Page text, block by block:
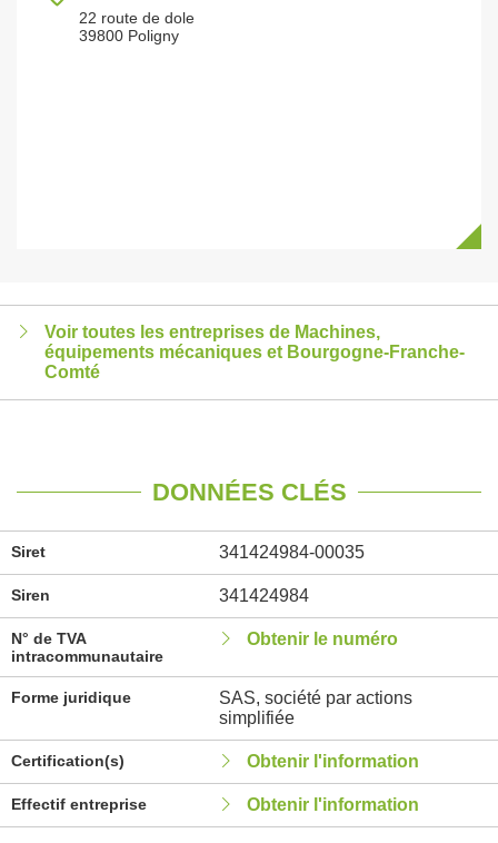
22 route de dole
39800 Poligny
Voir toutes les entreprises de Machines,
équipements mécaniques et Bourgogne-Franche-
Comté
DONNÉES CLÉS
Siret 341424984-00035
Siren 341424984
N° de TVA
intracommunautaire
Obtenir le numéro
Forme juridique
SAS, société par actions
simplifiée
Certification(s) Obtenir l'information
Effectif entreprise Obtenir l'information